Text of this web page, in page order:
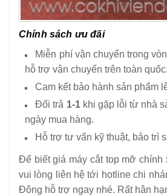
Chính sách ưu đãi
Miễn phí vận chuyển trong
hỗ trợ vận chuyển trên toàn quốc.
Cam kết bảo hành sản phẩm
Đổi trả 1-1khi gặp lỗi từ nhà
ngày mua hàng.
Hỗ trợ tư vấn kỹ thuật, bảo trì
Để biết giá máy cắt top mỡ chính
vui lòng liên hệ tới hotline chi
Đông hỗ trợ ngay nhé. Rất hân